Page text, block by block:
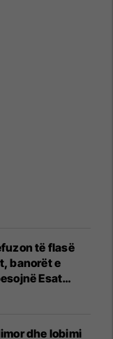
të flasë
banorët e
Esat
dhe lobimi